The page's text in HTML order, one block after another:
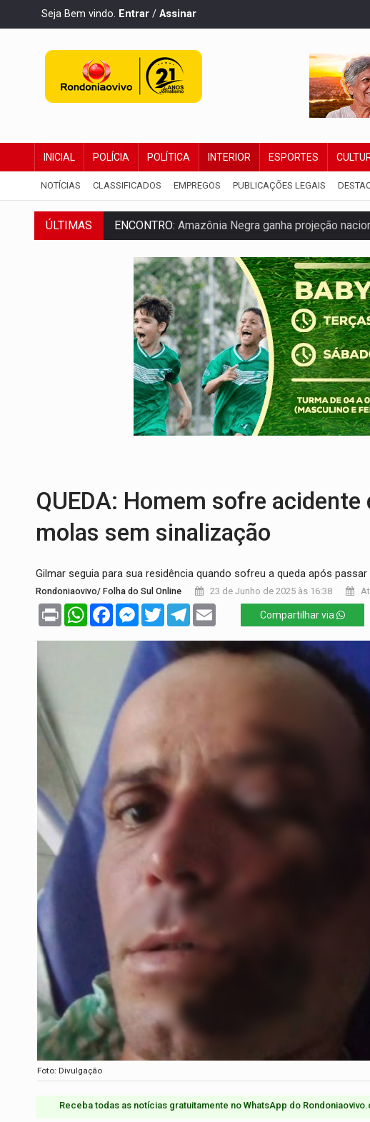
Seja Bem vindo. Entrar / Assinar
INICIAL POLÍCIA POLÍTICA INTERIOR ESPORTES
NOTÍCIAS CLASSIFICADOS EMPREGOS PUBLICAÇÕES LEGAIS
ÚLTIMAS ENCONTRO: Amazônia Negra ganha projeção
PREVISÃO:Porto Velho tem chances de chuvas
SINDICATOS UNIDOS:Assembleia Geral delibera
PROCESSO SELETIVO:Rondoniaovivo abre oficina
AGOSTO LILÁS:MPRO lança de portal e promove
REGULARIZAÇÃO:Refis 2026 segue até o fim do
ROLIM DE MOURA:Programa da Energisa
VIOLÊNCIA VICÁRIA:MPRO obtém condenação
QUEDA: Homem sofre
molas sem sinalização
Gilmar seguia para sua residência quando sofreu a queda após
Rondoniaovivo/ Folha do Sul Online 23 de Junho de 2025 às 16:38
Print WhatsAppFacebookMessenger
TwitterTelegram Compartilhar via
Foto: Divulgação
Receba todas as notícias gratuitamente no WhatsApp do